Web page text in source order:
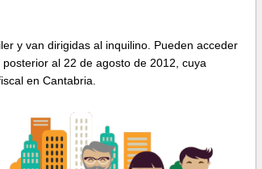
y van dirigidas al inquilino. Pueden acceder
al 22 de agosto de 2012, cuya
en Cantabria.